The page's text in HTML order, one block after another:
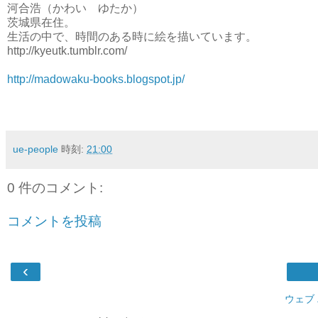
河合浩（かわい ゆたか）
茨城県在住。
生活の中で、時間のある時に絵を描いています。
http://kyeutk.tumblr.com/
http://madowaku-books.blogspot.jp/
ue-people 時刻: 21:00
0 件のコメント:
コメントを投稿
‹
ウェブ